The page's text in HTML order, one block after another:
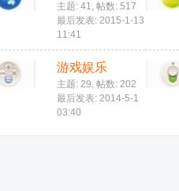
主题: 41, 帖数: 517
最后发表: 2015-1-13
11:41
游戏娱乐
主题: 29, 帖数: 202
最后发表: 2014-5-1
03:40